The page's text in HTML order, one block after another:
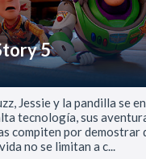
5
Jessie y la pandilla se
tecnología, sus
compiten por demostrar
no se limitan a c...